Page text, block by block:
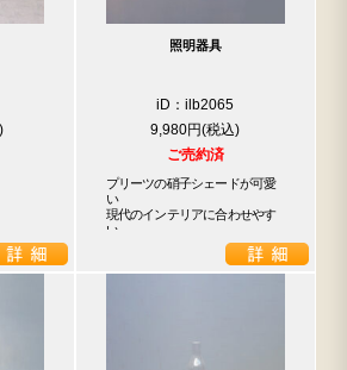
照明器具
iD：ilb2065
9,980円
ご売約済
プリーツの硝子シェードが可愛
い
現代のインテリアに合わせやす
い